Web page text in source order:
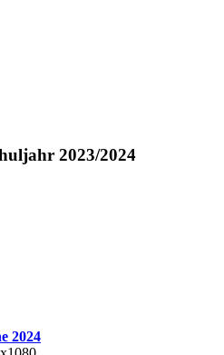
2023/2024
2024